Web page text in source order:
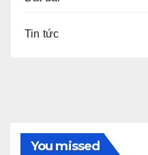
Tin tức
You missed